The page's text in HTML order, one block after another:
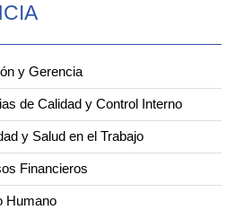
y Gerencia
de Calidad y Control Interno
y Salud en el Trabajo
Financieros
Humano